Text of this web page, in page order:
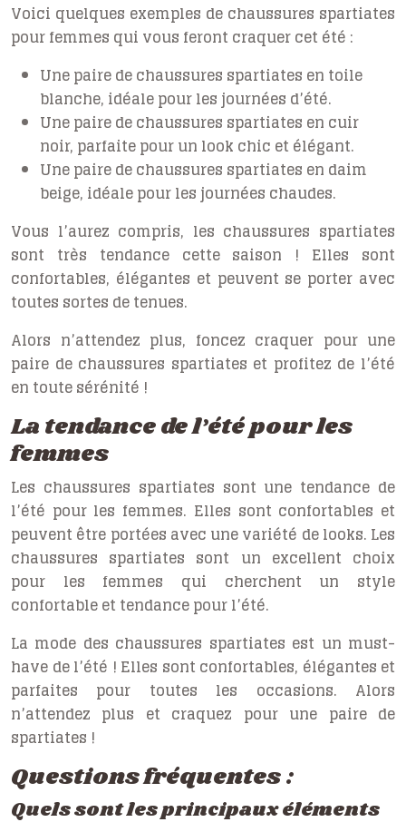
Voici quelques exemples de chaussures spartiates
pour femmes qui vous feront craquer cet été :
Une paire de chaussures spartiates en toile
blanche, idéale pour les journées d’été.
Une paire de chaussures spartiates en cuir
noir, parfaite pour un look chic et élégant.
Une paire de chaussures spartiates en daim
beige, idéale pour les journées chaudes.
Vous l’aurez compris, les chaussures spartiates
sont très tendance cette saison ! Elles sont
confortables, élégantes et peuvent se porter avec
toutes sortes de tenues.
Alors n’attendez plus, foncez craquer pour une
paire de chaussures spartiates et profitez de l’été
en toute sérénité !
La tendance de l’été pour les
femmes
Les chaussures spartiates sont une tendance de
l’été pour les femmes. Elles sont confortables et
peuvent être portées avec une variété de looks. Les
chaussures spartiates sont un excellent choix
pour les femmes qui cherchent un style
confortable et tendance pour l’été.
La mode des chaussures spartiates est un must-
have de l’été ! Elles sont confortables, élégantes et
parfaites pour toutes les occasions. Alors
n’attendez plus et craquez pour une paire de
spartiates !
Questions fréquentes :
Quels sont les principaux éléments